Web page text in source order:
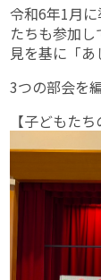
令和6年1月
たちも参加
見を基に「あ
3つの部会を
【子どもた